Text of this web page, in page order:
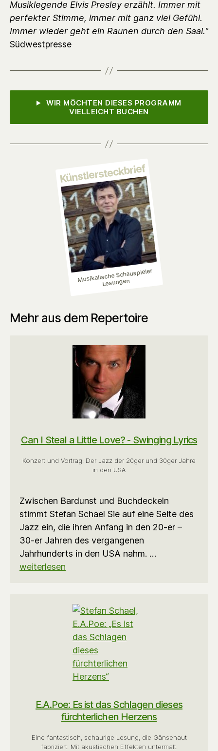
Musiklegende Elvis Presley erzählt. Immer mit
perfekter Stimme, immer mit ganz viel Gefühl.
Immer wieder geht ein Raunen durch den Saal."
Südwestpresse
WIR MÖCHTEN DIESES PROGRAMM
VIELLEICHT BUCHEN
Künstlersteckbrief
Musikalische Schauspieler
Lesungen
Mehr aus dem Repertoire
Can I Steal a Little Love? - Swinging Lyrics
Konzert und Vortrag: Der Jazz der 20ger und 30ger Jahre
in den USA
Zwischen Bardunst und Buchdeckeln
stimmt Stefan Schael Sie auf eine Seite des
Jazz ein, die ihren Anfang in den 20-er –
30-er Jahren des vergangenen
Jahrhunderts in den USA nahm. …
weiterlesen
E.A.Poe: Es ist das Schlagen dieses
fürchterlichen Herzens
Eine fantastisch, schaurige Lesung, die Gänsehaut
fabriziert. Mit akustischen Effekten untermalt.